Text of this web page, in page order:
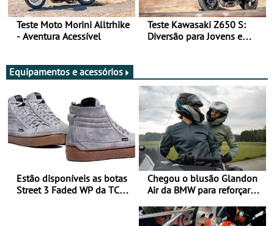
Teste Moto Morini Alltrhike
- Aventura Acessível
Teste Kawasaki Z650 S:
Diversão para Jovens e
Equipamentos e acessórios
Estão disponíveis as botas
Street 3 Faded WP da TCX
Chegou o blusão Glandon
Air da BMW para reforçar
verão